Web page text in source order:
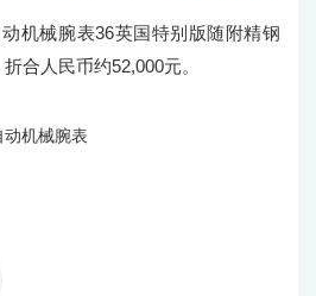
机械腕表36英国特别版随附精钢
合人民币约52,000元。
动机械腕表